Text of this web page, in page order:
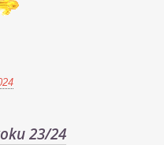
23/24